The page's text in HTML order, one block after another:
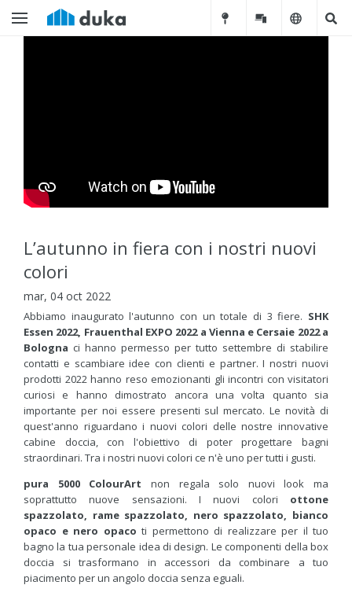
L’autunno in fiera con i nostri nuovi
colori
mar, 04 oct 2022
Abbiamo inaugurato l'autunno con un totale di 3 fiere. SHK
Essen 2022, Frauenthal EXPO 2022 a Vienna e Cersaie 2022 a
Bologna ci hanno permesso per tutto settembre di stabilire
contatti e scambiare idee con clienti e partner. I nostri nuovi
prodotti 2022 hanno reso emozionanti gli incontri con visitatori
curiosi e hanno dimostrato ancora una volta quanto sia
importante per noi essere presenti sul mercato. Le novità di
quest'anno riguardano i nuovi colori delle nostre innovative
cabine doccia, con l'obiettivo di poter progettare bagni
straordinari. Tra i nostri nuovi colori ce n'è uno per tutti i gusti.
pura 5000 ColourArt non regala solo nuovi look ma
soprattutto nuove sensazioni. I nuovi colori ottone
spazzolato, rame spazzolato, nero spazzolato, bianco
opaco e nero opaco ti permettono di realizzare per il tuo
bagno la tua personale idea di design. Le componenti della box
doccia si trasformano in accessori da combinare a tuo
piacimento per un angolo doccia senza eguali.